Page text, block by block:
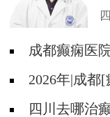
成都癫痫医
2026年|成都
是什么?
四川去哪治